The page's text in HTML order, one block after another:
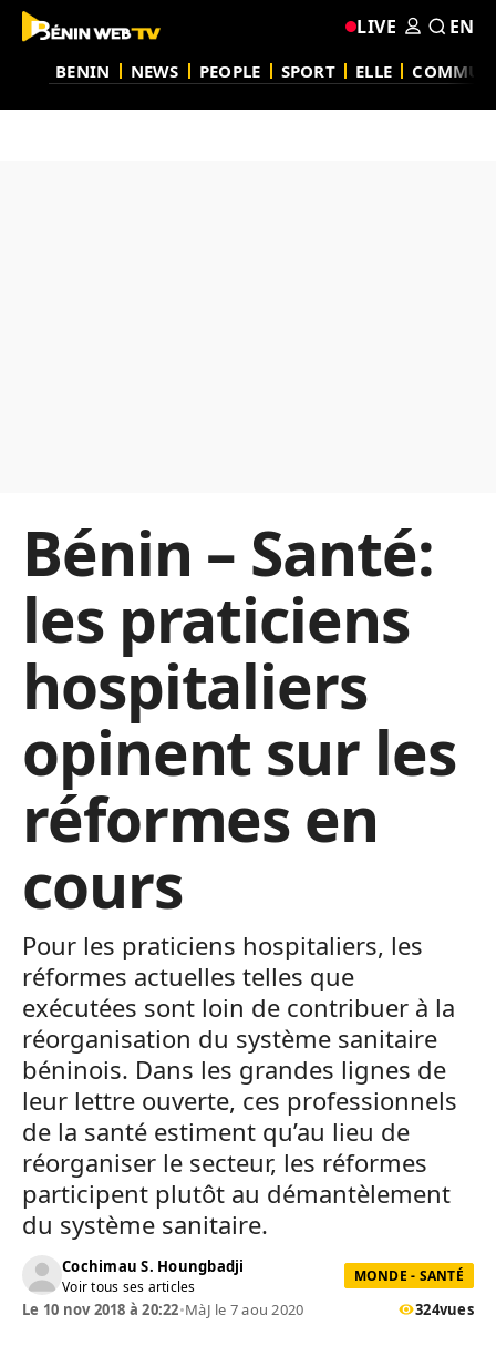
BENIN NEWS PEOPLE SPORT ELLE
LIVE EN
Bénin – Santé:
les praticiens
hospitaliers
opinent sur les
réformes en
cours
Pour les praticiens hospitaliers, les
réformes actuelles telles que
exécutées sont loin de contribuer à la
réorganisation du système sanitaire
béninois. Dans les grandes lignes de
leur lettre ouverte, ces professionnels
de la santé estiment qu’au lieu de
réorganiser le secteur, les réformes
participent plutôt au démantèlement
du système sanitaire.
Cochimau S. Houngbadji
Voir tous ses articles
MONDE - SANTÉ
Le 10 nov 2018 à 20:22•MàJ le 7 aou 2020 324vues